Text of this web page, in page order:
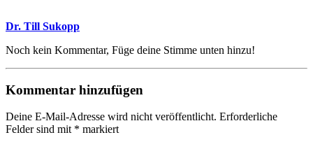
Dr. Till Sukopp
Noch kein Kommentar, Füge deine Stimme unten hinzu!
Kommentar hinzufügen
Deine E-Mail-Adresse wird nicht veröffentlicht. Erforderliche
Felder sind mit * markiert